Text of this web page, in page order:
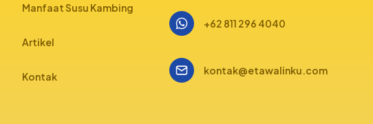
Manfaat Susu Kambing
Artikel
Kontak
+62 811 296 4040
kontak@etawalinku.com